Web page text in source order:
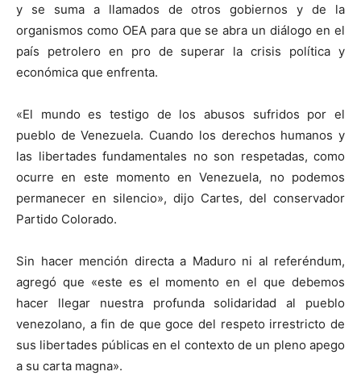
y se suma a llamados de otros gobiernos y de la
organismos como OEA para que se abra un diálogo en el
país petrolero en pro de superar la crisis política y
económica que enfrenta.
«El mundo es testigo de los abusos sufridos por el
pueblo de Venezuela. Cuando los derechos humanos y
las libertades fundamentales no son respetadas, como
ocurre en este momento en Venezuela, no podemos
permanecer en silencio», dijo Cartes, del conservador
Partido Colorado.
Sin hacer mención directa a Maduro ni al referéndum,
agregó que «este es el momento en el que debemos
hacer llegar nuestra profunda solidaridad al pueblo
venezolano, a fin de que goce del respeto irrestricto de
sus libertades públicas en el contexto de un pleno apego
a su carta magna».